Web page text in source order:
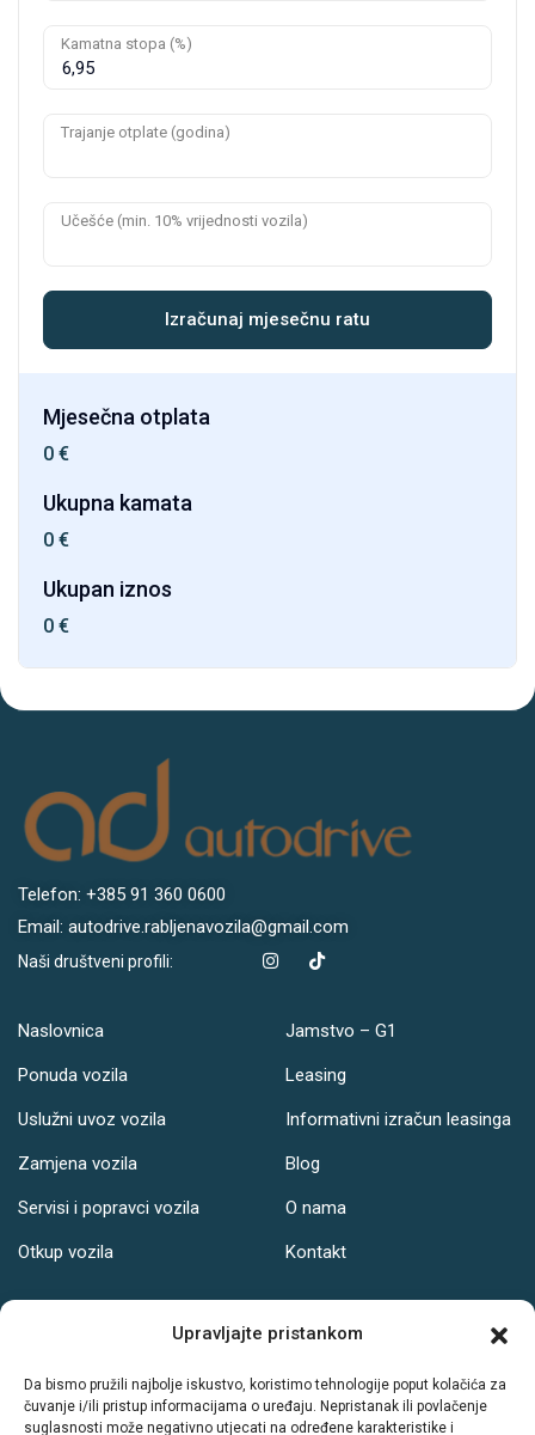
Upravljajte pristankom
Da bismo pružili najbolje iskustvo, koristimo tehnologije poput kolačića za
čuvanje i/ili pristup informacijama o uređaju. Nepristanak ili povlačenje
suglasnosti može negativno utjecati na određene karakteristike i
Kamatna stopa (%)
Trajanje otplate (godina)
Učešće (min. 10% vrijednosti vozila)
Izračunaj mjesečnu ratu
Mjesečna otplata
0 €
Ukupna kamata
0 €
Ukupan iznos
0 €
Telefon: +385 91 360 0600
Email: autodrive.rabljenavozila@gmail.com
Naši društveni profili:
Naslovnica
Ponuda vozila
Uslužni uvoz vozila
Zamjena vozila
Servisi i popravci vozila
Otkup vozila
Jamstvo – G1
Leasing
Informativni izračun leasinga
Blog
O nama
Kontakt
Radno vrijeme: